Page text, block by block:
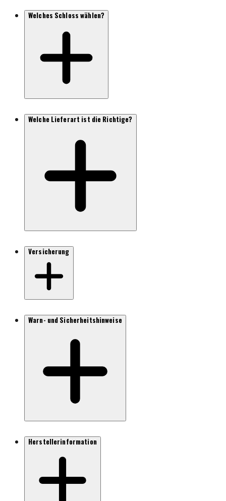
Welches Schloss wählen?
Welche Lieferart ist die Richtige?
Versicherung
Warn- und Sicherheitshinweise
Herstellerinformation